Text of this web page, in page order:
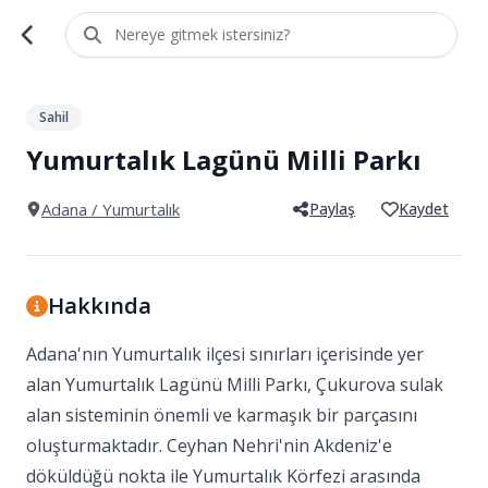
Nereye gitmek istersiniz?
/5
Sahil
Yumurtalık Lagünü Milli Parkı
Adana / Yumurtalık Paylaş Kaydet
Hakkında
Adana'nın Yumurtalık ilçesi sınırları içerisinde yer
alan Yumurtalık Lagünü Milli Parkı, Çukurova sulak
alan sisteminin önemli ve karmaşık bir parçasını
oluşturmaktadır. Ceyhan Nehri'nin Akdeniz'e
döküldüğü nokta ile Yumurtalık Körfezi arasında